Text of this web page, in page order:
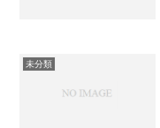
未分類